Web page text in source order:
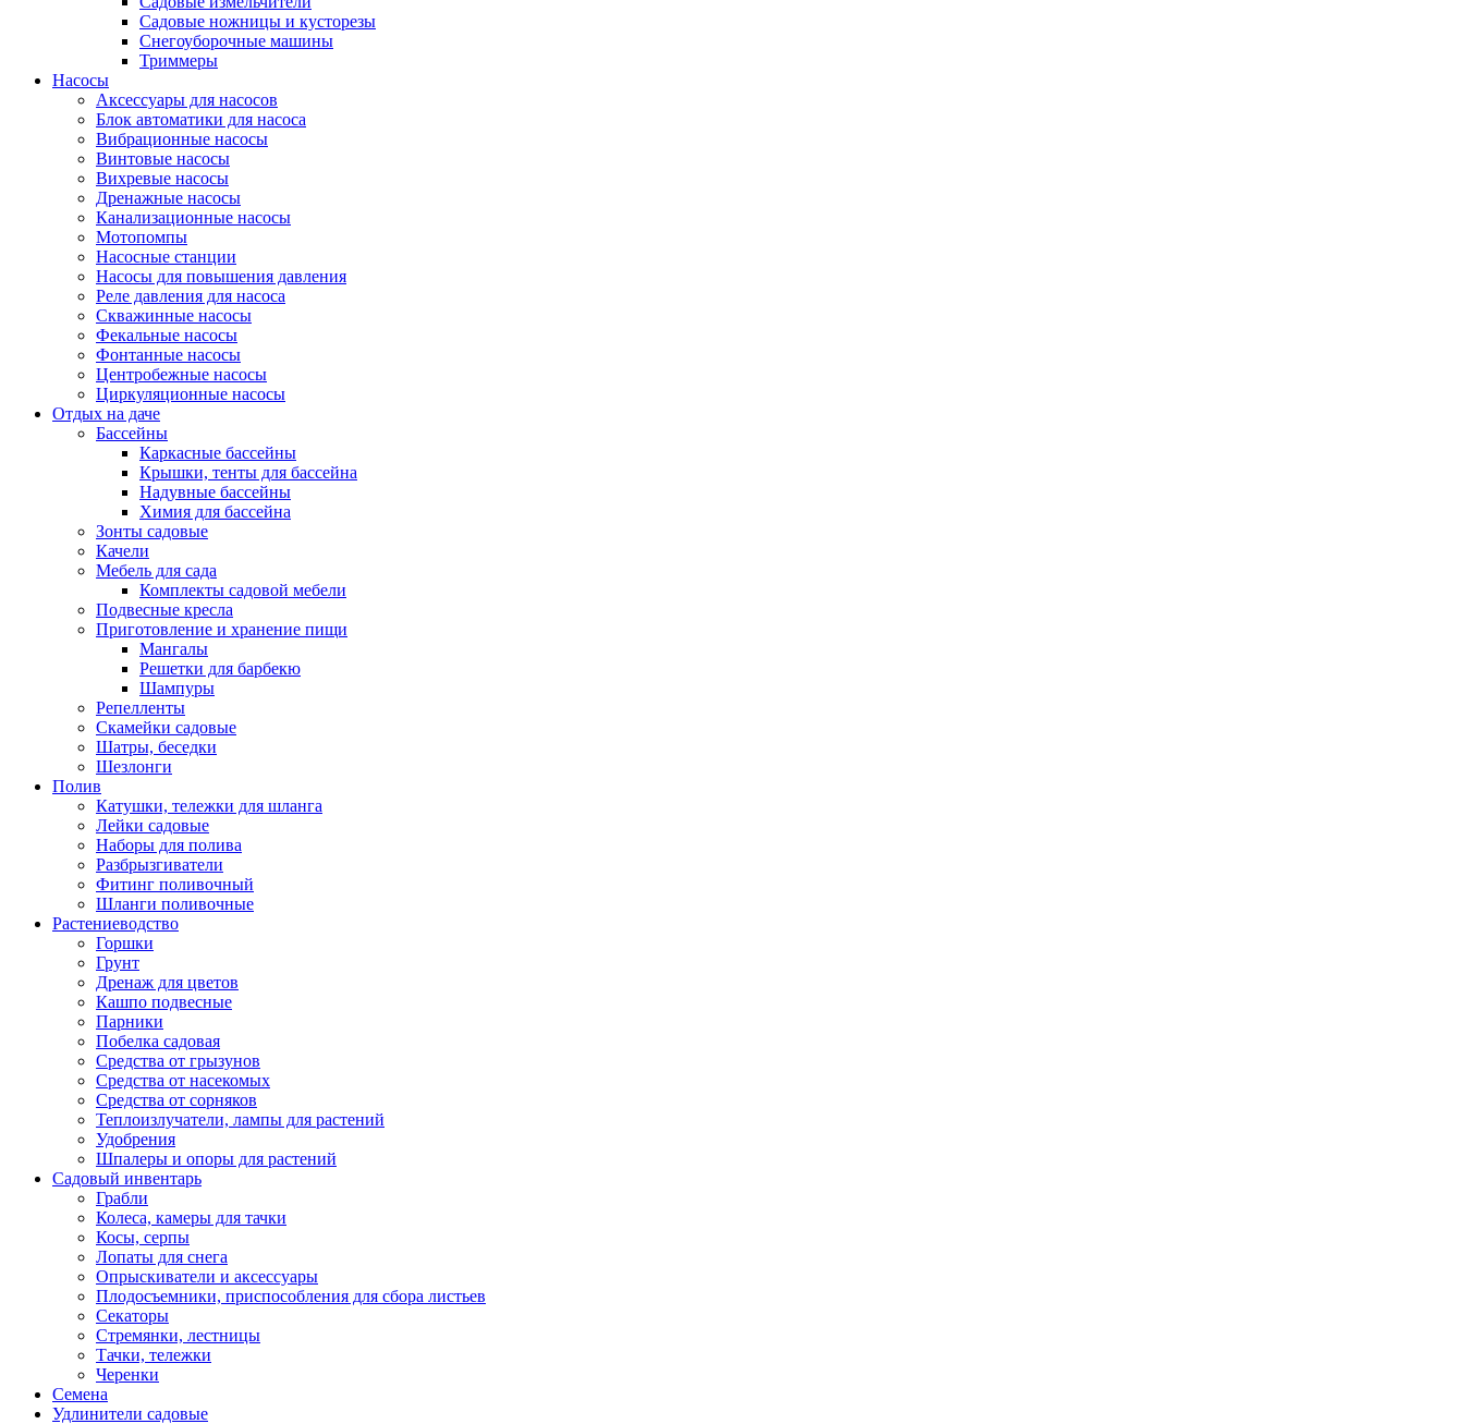
Садовые ножницы и кусторезы
Снегоуборочные машины
Триммеры
Насосы
Аксессуары для насосов
Блок автоматики для насоса
Вибрационные насосы
Винтовые насосы
Вихревые насосы
Дренажные насосы
Канализационные насосы
Мотопомпы
Насосные станции
Насосы для повышения давления
Реле давления для насоса
Скважинные насосы
Фекальные насосы
Фонтанные насосы
Центробежные насосы
Циркуляционные насосы
Отдых на даче
Бассейны
Каркасные бассейны
Крышки, тенты для бассейна
Надувные бассейны
Химия для бассейна
Зонты садовые
Качели
Мебель для сада
Комплекты садовой мебели
Подвесные кресла
Приготовление и хранение пищи
Мангалы
Решетки для барбекю
Шампуры
Репелленты
Скамейки садовые
Шатры, беседки
Шезлонги
Полив
Катушки, тележки для шланга
Лейки садовые
Наборы для полива
Разбрызгиватели
Фитинг поливочный
Шланги поливочные
Растениеводство
Горшки
Грунт
Дренаж для цветов
Кашпо подвесные
Парники
Побелка садовая
Средства от грызунов
Средства от насекомых
Средства от сорняков
Теплоизлучатели, лампы для растений
Удобрения
Шпалеры и опоры для растений
Садовый инвентарь
Грабли
Колеса, камеры для тачки
Косы, серпы
Лопаты для снега
Опрыскиватели и аксессуары
Плодосъемники, приспособления для сбора листьев
Секаторы
Стремянки, лестницы
Тачки, тележки
Черенки
Семена
Удлинители садовые